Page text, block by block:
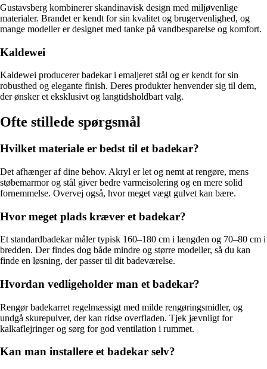
Gustavsberg kombinerer skandinavisk design med miljøvenlige
materialer. Brandet er kendt for sin kvalitet og brugervenlighed, og
mange modeller er designet med tanke på vandbesparelse og komfort.
Kaldewei
Kaldewei producerer badekar i emaljeret stål og er kendt for sin
robusthed og elegante finish. Deres produkter henvender sig til dem,
der ønsker et eksklusivt og langtidsholdbart valg.
Ofte stillede spørgsmål
Hvilket materiale er bedst til et badekar?
Det afhænger af dine behov. Akryl er let og nemt at rengøre, mens
støbemarmor og stål giver bedre varmeisolering og en mere solid
fornemmelse. Overvej også, hvor meget vægt gulvet kan bære.
Hvor meget plads kræver et badekar?
Et standardbadekar måler typisk 160–180 cm i længden og 70–80 cm i
bredden. Der findes dog både mindre og større modeller, så du kan
finde en løsning, der passer til dit badeværelse.
Hvordan vedligeholder man et badekar?
Rengør badekarret regelmæssigt med milde rengøringsmidler, og
undgå skurepulver, der kan ridse overfladen. Tjek jævnligt for
kalkaflejringer og sørg for god ventilation i rummet.
Kan man installere et badekar selv?